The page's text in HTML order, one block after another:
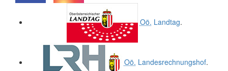
Oö. Landtag.
Oö. Landesrechnungshof.